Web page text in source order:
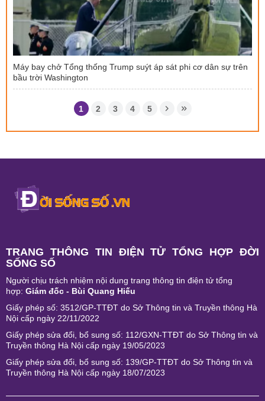
Máy bay chở Tổng thống Trump suýt áp sát phi cơ dân sự trên
bầu trời Washington
1 2 3 4 5
TRANG THÔNG TIN ĐIỆN TỬ TỔNG HỢP ĐỜI
SỐNG SỐ
Người chịu trách nhiệm nội dung trang thông tin điện tử tổng
hợp: Giám đốc - Bùi Quang Hiếu
Giấy phép số: 3512/GP-TTĐT do Sở Thông tin và Truyền thông Hà
Nội cấp ngày 22/11/2022
Giấy phép sửa đổi, bổ sung số: 112/GXN-TTĐT do Sở Thông tin và
Truyền thông Hà Nội cấp ngày 19/05/2023
Giấy phép sửa đổi, bổ sung số: 139/GP-TTĐT do Sở Thông tin và
Truyền thông Hà Nội cấp ngày 18/07/2023